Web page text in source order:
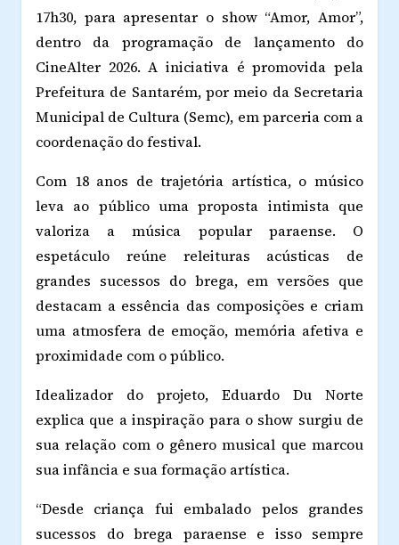
17h30, para apresentar o show “Amor, Amor”,
dentro da programação de lançamento do
CineAlter 2026. A iniciativa é promovida pela
Prefeitura de Santarém, por meio da Secretaria
Municipal de Cultura (Semc), em parceria com a
coordenação do festival.
Com 18 anos de trajetória artística, o músico
leva ao público uma proposta intimista que
valoriza a música popular paraense. O
espetáculo reúne releituras acústicas de
grandes sucessos do brega, em versões que
destacam a essência das composições e criam
uma atmosfera de emoção, memória afetiva e
proximidade com o público.
Idealizador do projeto, Eduardo Du Norte
explica que a inspiração para o show surgiu de
sua relação com o gênero musical que marcou
sua infância e sua formação artística.
“Desde criança fui embalado pelos grandes
sucessos do brega paraense e isso sempre